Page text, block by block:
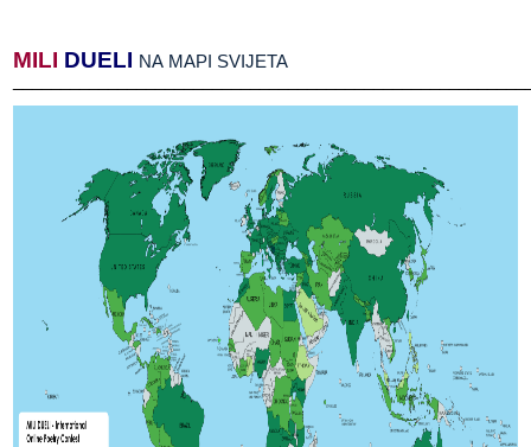
MILI DUELI NA​​ MAPI​​ SVIJETA